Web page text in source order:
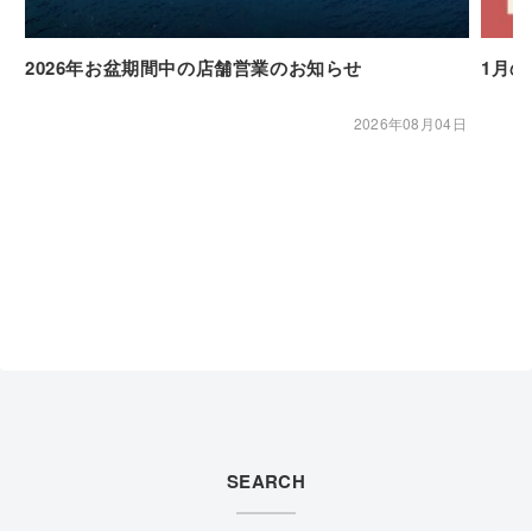
2026年お盆期間中の店舗営業のお知らせ
2026年08月04日
1月
SEARCH